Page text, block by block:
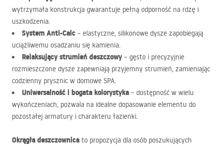
wytrzymała konstrukcja gwarantuje pełną odporność na rdzę i
uszkodzenia.
System Anti-Calc – elastyczne, silikonowe dysze zapobiegają
uciążliwemu osadzaniu się kamienia.
Relaksujący strumień deszczowy– gęsto i precyzyjnie
rozmieszczone dysze zapewniają przyjemny strumień, zamieniając
codzienny prysznic w domowe SPA.
Uniwersalność i bogata kolorystyka – dostępność w wielu
wykończeniach, pozwala na idealne dopasowanie elementu do
pozostałej armatury i charakteru łazienki.
Okrągła deszczownica to propozycja dla osób poszukujących